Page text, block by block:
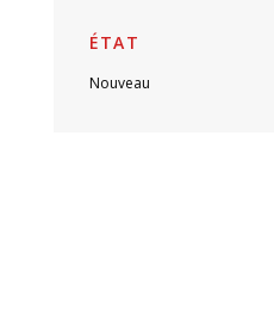
ÉTAT
Nouveau